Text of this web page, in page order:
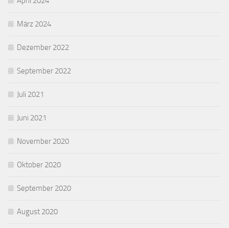
März 2024
Dezember 2022
September 2022
Juli 2021
Juni 2021
November 2020
Oktober 2020
September 2020
August 2020